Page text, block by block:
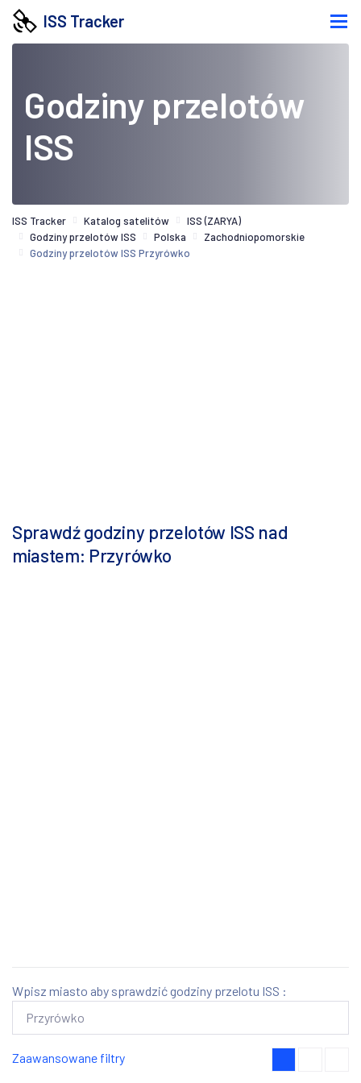
ISS Tracker
Godziny przelotów
ISS
ISS Tracker Katalog satelitów
ISS (ZARYA)
Godziny przelotów ISS
Polska
Zachodniopomorskie
Godziny przelotów ISS Przyrówko
Sprawdź godziny przelotów ISS nad
miastem: Przyrówko
Wpisz miasto aby sprawdzić godziny przelotu ISS :
Zaawansowane filtry